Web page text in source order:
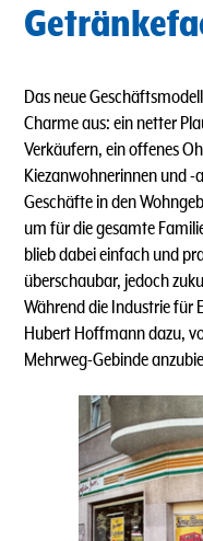
Das neue
Charme aus: ein netter
Verkäufern, ein offenes
Kiezanwohnerinnen und -
Geschäfte in den
um für die gesamte
blieb dabei einfach und
überschaubar, jedoch
Während die Industrie für
Hubert Hoffmann dazu,
Mehrweg-Gebinde